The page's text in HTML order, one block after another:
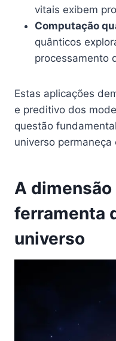
vitais exibem
Computação
quânticos
processamento
Estas aplicações
e preditivo dos
questão
universo permaneça
A
ferramenta
universo